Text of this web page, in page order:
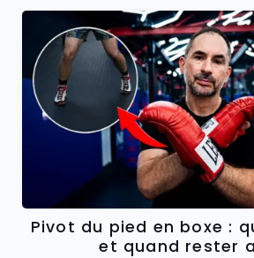
Pivot du pied en boxe :
et quand rester